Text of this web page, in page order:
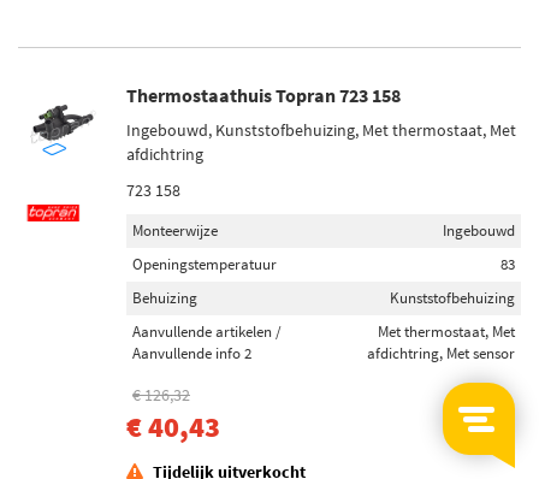
Thermostaathuis Topran 723 158
Ingebouwd, Kunststofbehuizing, Met thermostaat, Met
afdichtring
723 158
Monteerwijze
Ingebouwd
Openingstemperatuur
83
Behuizing
Kunststofbehuizing
Aanvullende artikelen /
Aanvullende info 2
Met thermostaat, Met
afdichtring, Met sensor
€ 126,32
€ 40,43 -68%
Tijdelijk uitverkocht